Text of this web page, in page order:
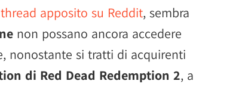
thread apposito su Reddit, sembra
non possano ancora accedere
nonostante si tratti di acquirenti
di Red Dead Redemption 2, a